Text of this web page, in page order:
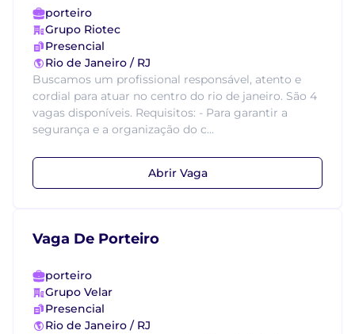
porteiro
Grupo Riotec
Presencial
Rio de Janeiro / RJ
Buscamos um profissional responsável, atento e
cordial para atuar no centro do rio de janeiro. São 4
vagas disponíveis. Requisitos: - Para garantir a
segurança e a organização do c...
Abrir Vaga
Vaga De Porteiro
porteiro
Grupo Velar
Presencial
Rio de Janeiro / RJ